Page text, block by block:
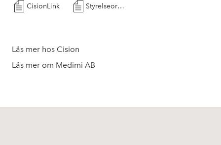
CisionLink Styrelseordf PM_1
Läs mer hos Cision
Läs mer om Medimi AB